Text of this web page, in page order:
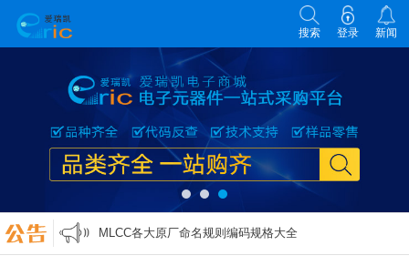
新闻
登录
搜索
各类电子元器件选型原则
零欧姆电阻的作用
万能表实用口诀
MLCC各大原厂命名规则编码规格大全